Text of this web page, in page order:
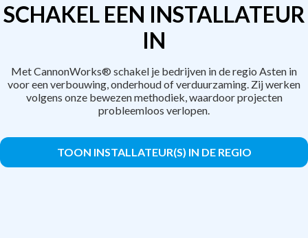
SCHAKEL EEN INSTALLATEUR
IN
Met CannonWorks® schakel je bedrijven in de regio Asten in
voor een verbouwing, onderhoud of verduurzaming. Zij werken
volgens onze bewezen methodiek, waardoor projecten
probleemloos verlopen.
TOON INSTALLATEUR(S) IN DE REGIO